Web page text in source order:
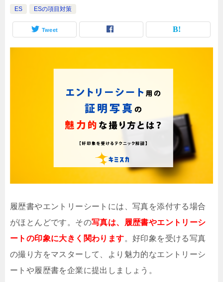
ES
ESの項目対策
Tweet
履歴書やエントリーシートには、写真を添付する場合
がほとんどです。その写真は、履歴書やエントリーシ
ートの印象に大きく関わります。好印象を受ける写真
の撮り方をマスターして、より魅力的なエントリーシ
ートや履歴書を企業に提出しましょう。